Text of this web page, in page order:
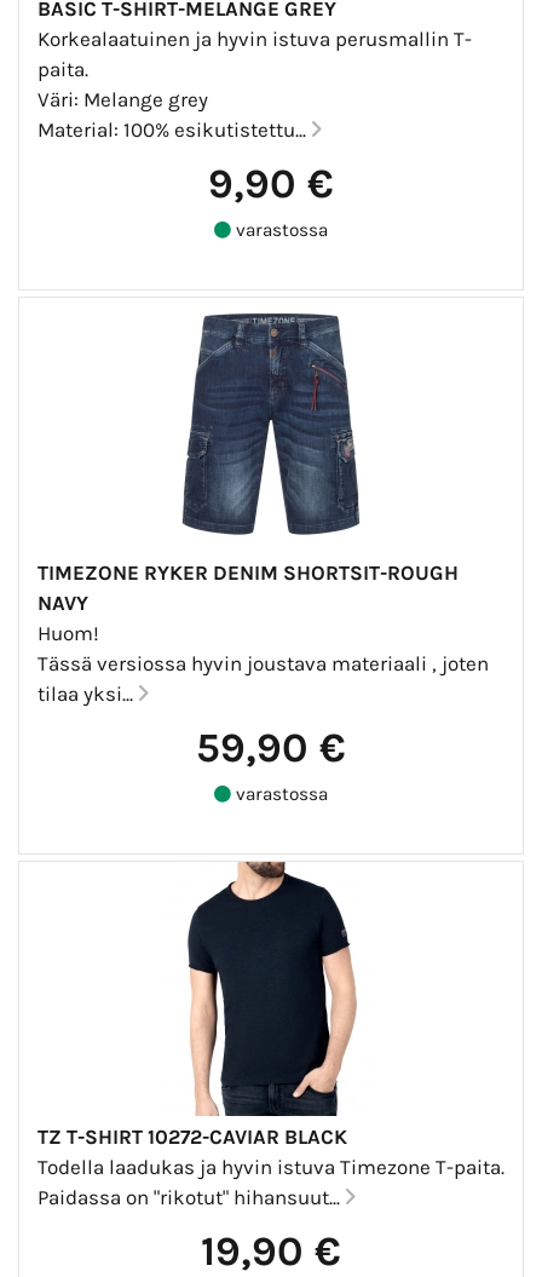
BASIC T-SHIRT-MELANGE GREY
Korkealaatuinen ja hyvin istuva perusmallin T-
paita.
Väri: Melange grey
Material: 100% esikutistettu...
9,90 €
varastossa
TIMEZONE RYKER DENIM SHORTSIT-ROUGH
NAVY
Huom!
Tässä versiossa hyvin joustava materiaali , joten
tilaa yksi...
59,90 €
varastossa
TZ T-SHIRT 10272-CAVIAR BLACK
Todella laadukas ja hyvin istuva Timezone T-paita.
Paidassa on "rikotut" hihansuut...
19,90 €